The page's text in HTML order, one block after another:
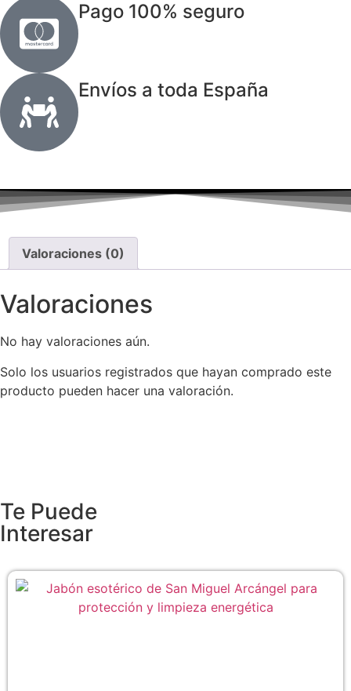
Pago 100% seguro
Envíos a toda España
Valoraciones (0)
Valoraciones
No hay valoraciones aún.
Solo los usuarios registrados que hayan comprado este
producto pueden hacer una valoración.
Te Puede
Interesar